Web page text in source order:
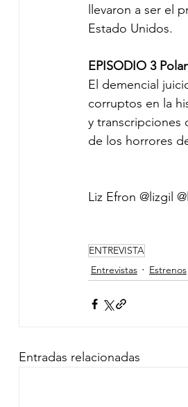
llevaron a ser el
Estado Unidos.
EPISODIO 3
El demencial
corruptos en la
y transcripciones
de los horrores
Liz Efron @lizgil
ENTREVISTA
Entrevistas
Estrenos
Entradas relacionadas